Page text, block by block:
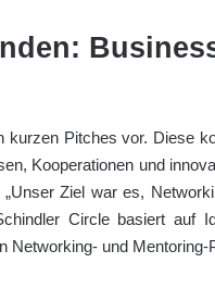
Pitches vor. Diese
Kooperationen und
Ziel war es,
Circle basiert auf
Networking- und Mentoring-